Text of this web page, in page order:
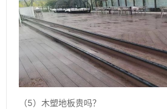
（5）木塑地板贵吗？